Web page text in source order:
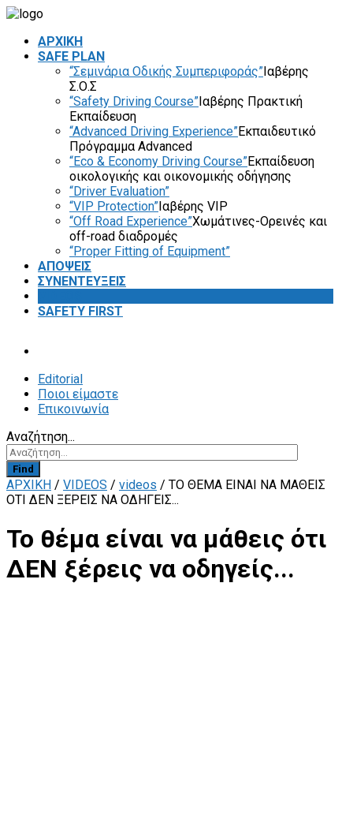
ΑΡΧΙΚΗ
SAFE PLAN
“Σεμινάρια Οδικής Συμπεριφοράς”Ιαβέρης
Σ.Ο.Σ
“Safety Driving Course”Ιαβέρης Πρακτική
Εκπαίδευση
“Advanced Driving Experience”Εκπαιδευτικό
Πρόγραμμα Advanced
“Eco & Economy Driving Course”Εκπαίδευση
οικολογικής και οικονομικής οδήγησης
“Driver Evaluation”
“VIP Protection”Ιαβέρης VIP
“Off Road Experience”Χωμάτινες-Ορεινές και
off-road διαδρομές
“Proper Fitting of Equipment”
ΑΠΟΨΕΙΣ
ΣΥΝΕΝΤΕΥΞΕΙΣ
SAFETY FIRST
Editorial
Ποιοι είμαστε
Επικοινωνία
Αναζήτηση...
Find
ΑΡΧΙΚΗ / VIDEOS / videos / ΤΟ ΘΈΜΑ ΕΊΝΑΙ ΝΑ ΜΆΘΕΙΣ
ΌΤΙ ΔΕΝ ΞΈΡΕΙΣ ΝΑ ΟΔΗΓΕΊΣ...
Το θέμα είναι να μάθεις ότι
ΔΕΝ ξέρεις να οδηγείς...